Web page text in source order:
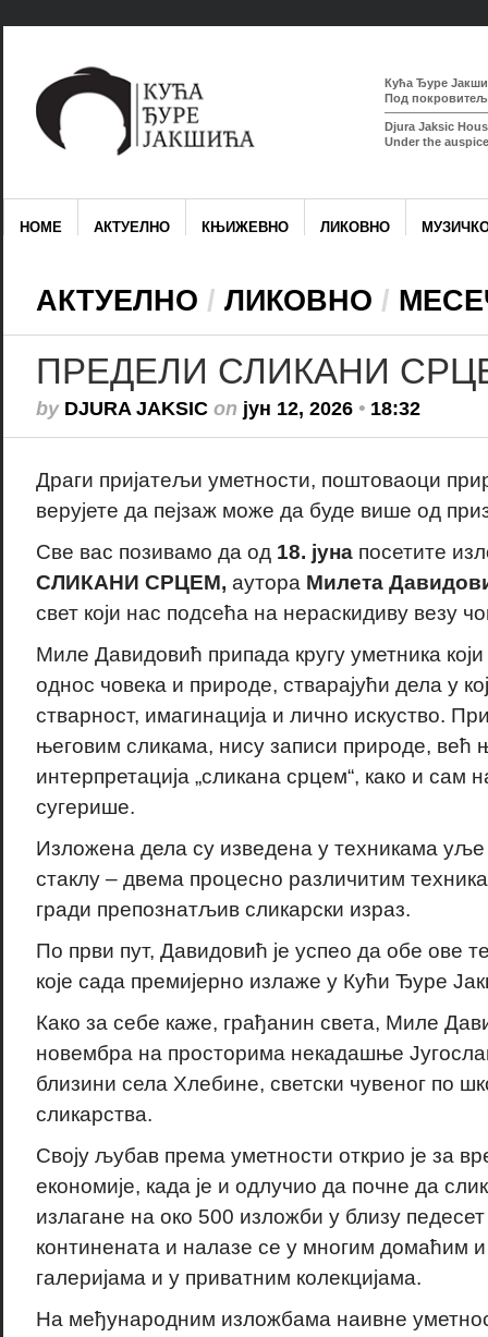
Кућа Ђуре
Под
Djura Jaksic
Under the
HOME АКТУЕЛНО КЊИЖЕВНО ЛИКОВНО
АКТУЕЛНО / ЛИКОВНО /
ПРЕДЕЛИ СЛИКАНИ
by DJURA JAKSICon јун 12, 2026• 18:32
Драги пријатељи уметности, поштоваоци
верујете да пејзаж може да буде више од
Све вас позивамо да од 18. јунапосетите
СЛИКАНИ СРЦЕМ, аутора Милета
свет који нас подсећа на нераскидиву везу
Миле Давидовић припада кругу уметника
однос човека и природе, стварајући дела у
стварност, имагинација и лично искуство.
његовим сликама, нису записи природе, већ
интерпретација „сликана срцем“, како и сам
сугерише.
Изложена дела су изведена у техникама
стаклу – двема процесно различитим
гради препознатљив сликарски израз.
По први пут, Давидовић је успео да обе ове
које сада премијерно излаже у Кући Ђуре
Како за себе каже, грађанин света, Миле
новембра на просторима некадашње
близини села Хлебине, светски чувеног по
сликарства.
Своју љубав према уметности открио је за
економије, када је и одлучио да почне да
излагане на око 500 изложби у близу
континената и налазе се у многим домаћим
галеријама и у приватним колекцијама.
На међународним изложбама наивне